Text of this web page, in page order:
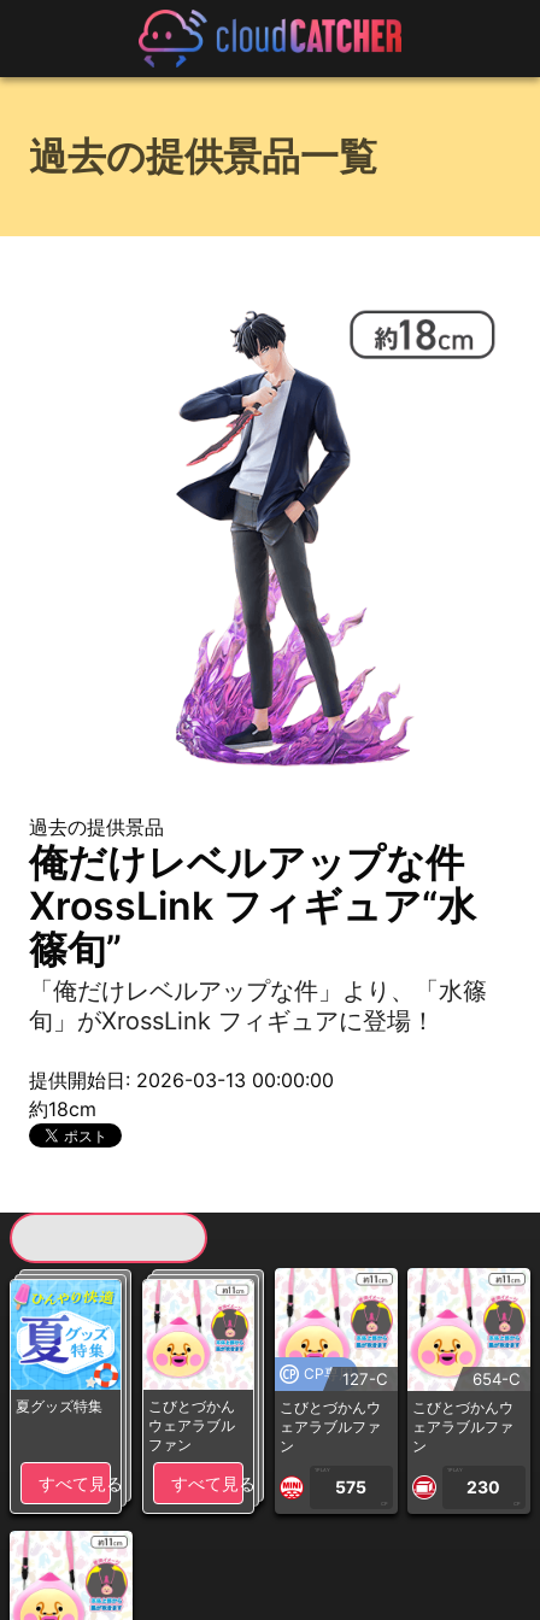
過去の提供景品一覧
過去の提供景品
俺だけレベルアップな件
XrossLink フィギュア“水
篠旬”
「俺だけレベルアップな件」より、「水篠
旬」がXrossLink フィギュアに登場！
提供開始日: 2026-03-13 00:00:00
約18cm
夏グッズ特集
すべて見る
こびとづかん
ウェアラブル
ファン
すべて見る
CP専用127-C
こびとづかんウ
ェアラブルファ
ン
1PLAY
575
CP
654-C
こびとづかんウ
ェアラブルファ
ン
1PLAY
230
CP